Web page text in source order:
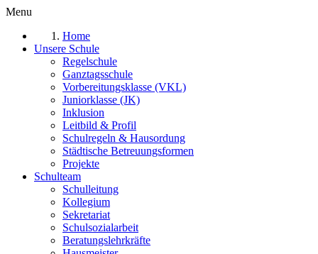
Menu
Home
Unsere Schule
Regelschule
Ganztagsschule
Vorbereitungsklasse (VKL)
Juniorklasse (JK)
Inklusion
Leitbild & Profil
Schulregeln & Hausordung
Städtische Betreuungsformen
Projekte
Schulteam
Schulleitung
Kollegium
Sekretariat
Schulsozialarbeit
Beratungslehrkräfte